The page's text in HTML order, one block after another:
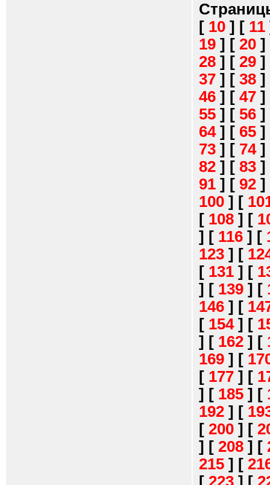
[ 10 ] [ 11
19 ] [ 20 ]
28 ] [ 29 ]
37 ] [ 38 ]
46 ] [ 47 ]
55 ] [ 56 ]
64] [ 65 ]
73 ] [ 74]
82 ] [ 83 ]
91 ] [ 92 ]
100 ] [
[ 108 ] [
] [ 116 ] [
123 ] [
[ 131 ] [
] [ 139 ] [
146 ] [
[ 154] [
] [ 162 ] [
169 ] [
[ 177 ] [
] [ 185 ] [
192 ] [
[ 200 ] [
] [ 208 ] [
215 ] [